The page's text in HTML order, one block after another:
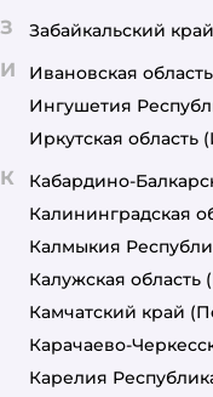
З Забайкальский край
И Ивановская область
Ингушетия
Иркутская область
К Кабардино-
Калининградская
Калмыкия
Калужская область
Камчатский край
Карачаево-
Карелия